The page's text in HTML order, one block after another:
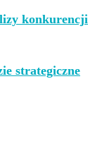
konkurencji
strategiczne